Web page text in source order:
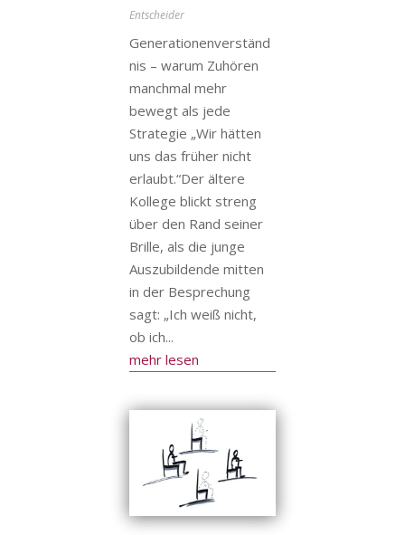
Entscheider
Generationenverständ
nis – warum Zuhören
manchmal mehr
bewegt als jede
Strategie „Wir hätten
uns das früher nicht
erlaubt.“Der ältere
Kollege blickt streng
über den Rand seiner
Brille, als die junge
Auszubildende mitten
in der Besprechung
sagt: „Ich weiß nicht,
ob ich...
mehr lesen